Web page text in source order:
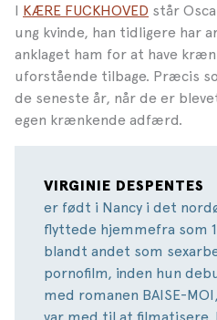
I KÆRE FUCKHOVED står
ung kvinde, han tidligere har
anklaget ham for at have
uforstående tilbage. Præcis
de seneste år, når de er
egen krænkende adfærd.
VIRGINIE DESPENTES
er født i Nancy i det
flyttede hjemmefra som
blandt andet som
pornofilm, inden hun
med romanen BAISE-
var med til at filmatisere.